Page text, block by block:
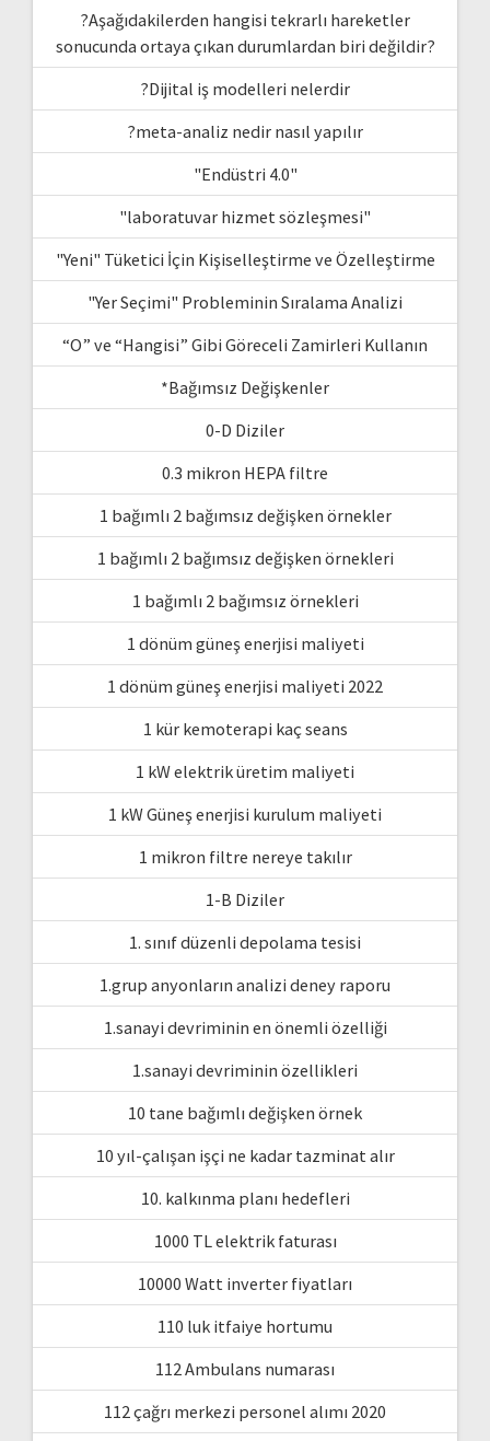
?Aşağıdakilerden hangisi tekrarlı hareketler
sonucunda ortaya çıkan durumlardan biri değildir?
?Dijital iş modelleri nelerdir
?meta-analiz nedir nasıl yapılır
"Endüstri 4.0"
"laboratuvar hizmet sözleşmesi"
"Yeni" Tüketici İçin Kişiselleştirme ve Özelleştirme
"Yer Seçimi" Probleminin Sıralama Analizi
“O” ve “Hangisi” Gibi Göreceli Zamirleri Kullanın
*Bağımsız Değişkenler
0-D Diziler
0.3 mikron HEPA filtre
1 bağımlı 2 bağımsız değişken örnekler
1 bağımlı 2 bağımsız değişken örnekleri
1 bağımlı 2 bağımsız örnekleri
1 dönüm güneş enerjisi maliyeti
1 dönüm güneş enerjisi maliyeti 2022
1 kür kemoterapi kaç seans
1 kW elektrik üretim maliyeti
1 kW Güneş enerjisi kurulum maliyeti
1 mikron filtre nereye takılır
1-B Diziler
1. sınıf düzenli depolama tesisi
1.grup anyonların analizi deney raporu
1.sanayi devriminin en önemli özelliği
1.sanayi devriminin özellikleri
10 tane bağımlı değişken örnek
10 yıl-çalışan işçi ne kadar tazminat alır
10. kalkınma planı hedefleri
1000 TL elektrik faturası
10000 Watt inverter fiyatları
110 luk itfaiye hortumu
112 Ambulans numarası
112 çağrı merkezi personel alımı 2020